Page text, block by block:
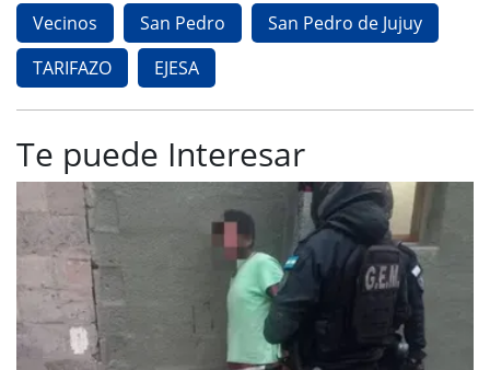
Vecinos San Pedro
San Pedro de Jujuy
TARIFAZO
EJESA
Te puede Interesar